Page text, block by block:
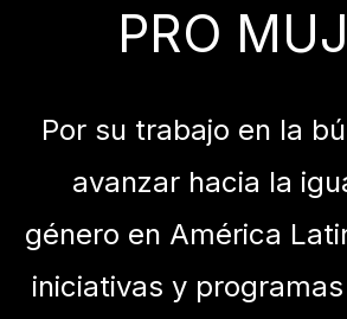
PRO
Por su trabajo en la
avanzar hacia la
género en América
iniciativas y